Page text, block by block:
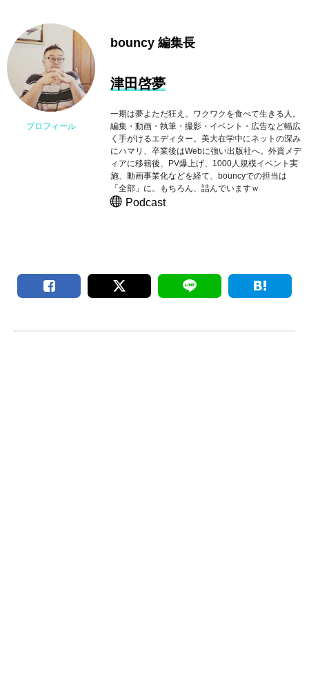
プロフィール
bouncy 編集長
津田啓夢
一期は夢よただ狂え。ワクワクを食べて生きる人。
編集・動画・執筆・撮影・イベント・広告など幅広
く手がけるエディター。美大在学中にネットの深み
にハマリ、卒業後はWebに強い出版社へ。外資メデ
ィアに移籍後、PV爆上げ、1000人規模イベント実
施、動画事業化などを経て、bouncyでの担当は
「全部」に。もちろん、詰んでいますｗ
Podcast